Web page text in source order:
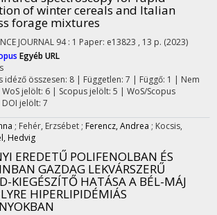
of winter cereals and Italian
forage mixtures
JOURNAL 94: 1 Paper: e13823 , 13 p. (2023)
Egyéb URL
idéző összesen: 8| Független: 7 | Függő: 1 | Nem
jelölt: 6 | Scopus jelölt: 5 | WoS/Scopus
jelölt: 7
; Fehér, Erzsébet ; Ferencz, Andrea ; Kocsis,
Hedvig
EREDETŰ POLIFENOLBAN ÉS
GAZDAG LEKVÁRSZERŰ
KIEGÉSZÍTŐ HATÁSA A BÉL-MÁJ
HIPERLIPIDÉMIÁS